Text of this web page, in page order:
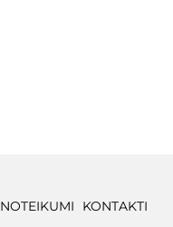
NOTEIKUMI KONTAKTI